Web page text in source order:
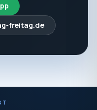
freitag.de